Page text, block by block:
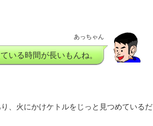
あっちゃん
いる時間が長いもんね。
、火にかけケトルをじっと見つめているだ